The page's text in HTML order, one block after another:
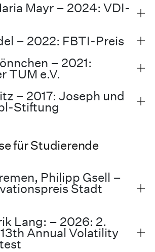
Mayr – 2024: VDI-
– 2022: FBTI-Preis
– 2021:
TUM e.V.
– 2017: Joseph und
Stiftung
für Studierende
Philipp Gsell –
Stadt
Lang: – 2026: 2.
Annual Volatility